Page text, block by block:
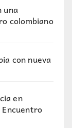
una
colombiano
con nueva
en